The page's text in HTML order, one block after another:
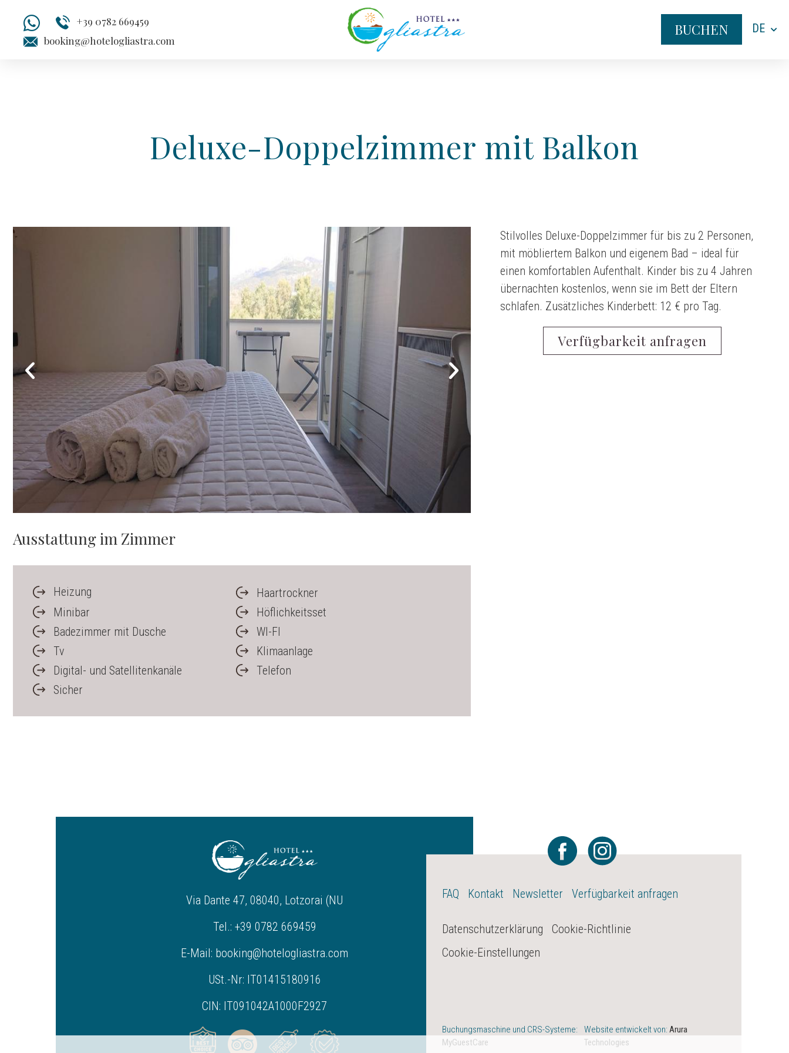
+39 0782 669459
booking@hotelogliastra.com
DE
BUCHEN
Deluxe-Doppelzimmer mit Balkon
Ausstattung im Zimmer
Heizung
Haartrockner
Minibar
Höflichkeitsset
Badezimmer mit Dusche
WI-FI
Tv
Klimaanlage
Digital- und Satellitenkanäle
Telefon
Sicher
Stilvolles Deluxe-Doppelzimmer für bis zu 2 Personen,
mit möbliertem Balkon und eigenem Bad – ideal für
einen komfortablen Aufenthalt. Kinder bis zu 4 Jahren
übernachten kostenlos, wenn sie im Bett der Eltern
schlafen. Zusätzliches Kinderbett: 12 € pro Tag.
Verfügbarkeit anfragen
Via Dante 47, 08040, Lotzorai (NU
Tel.: +39 0782 669459
E-Mail: booking@hotelogliastra.com
USt.-Nr: IT01415180916
CIN: IT091042A1000F2927
FAQ Kontakt Newsletter Verfügbarkeit anfragen
Datenschutzerklärung
Cookie-Richtlinie
Cookie-Einstellungen
Buchungsmaschine und CRS-Systeme:
MyGuestCare
Website entwickelt von: Arura
Technologies